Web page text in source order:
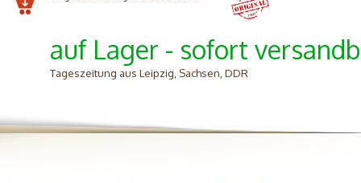
auf Lager - sofort
Tageszeitung aus Leipzig, Sachsen, DDR